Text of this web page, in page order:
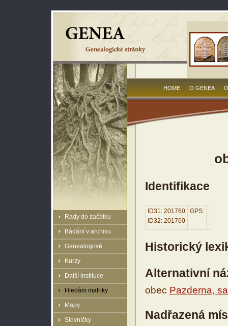
Rady do začátku
Bádání v archivu
Genealogové
Kurzy
Další instituce
Hledám matriky
Mapy
Slovníčky
HOME O GENEA
Identifikace
ID31: 201760
ID32: 201760
GPS:
Historický
Alternativní
obec Pazderna,
Nadřazená